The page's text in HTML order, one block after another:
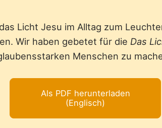
Licht Jesu im Alltag zum
Wir haben gebetet für die Das
Menschen zu
Als PDF herunterladen
(Englisch)